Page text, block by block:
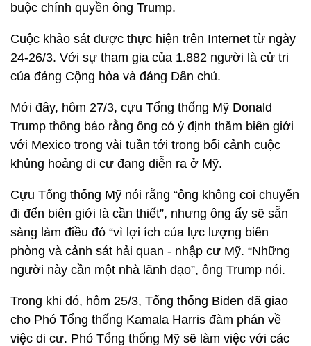
buộc chính quyền ông Trump.
Cuộc khảo sát được thực hiện trên Internet từ ngày
24-26/3. Với sự tham gia của 1.882 người là cử tri
của đảng Cộng hòa và đảng Dân chủ.
Mới đây, hôm 27/3, cựu Tổng thống Mỹ Donald
Trump thông báo rằng ông có ý định thăm biên giới
với Mexico trong vài tuần tới trong bối cảnh cuộc
khủng hoảng di cư đang diễn ra ở Mỹ.
Cựu Tổng thống Mỹ nói rằng “ông không coi chuyến
đi đến biên giới là cần thiết”, nhưng ông ấy sẽ sẵn
sàng làm điều đó “vì lợi ích của lực lượng biên
phòng và cảnh sát hải quan - nhập cư Mỹ. “Những
người này cần một nhà lãnh đạo”, ông Trump nói.
Trong khi đó, hôm 25/3, Tổng thống Biden đã giao
cho Phó Tổng thống Kamala Harris đàm phán về
việc di cư. Phó Tổng thống Mỹ sẽ làm việc với các